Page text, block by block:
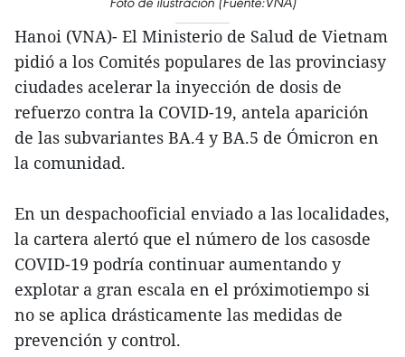
Hanoi (VNA)- El Ministerio de Salud de Vietnam
pidió a los Comités populares de las provinciasy
ciudades acelerar la inyección de dosis de
refuerzo contra la COVID-19, antela aparición
de las subvariantes BA.4 y BA.5 de Ómicron en
la comunidad.
En un despachooficial enviado a las localidades,
la cartera alertó que el número de los casosde
COVID-19 podría continuar aumentando y
explotar a gran escala en el próximotiempo si
no se aplica drásticamente las medidas de
prevención y control.